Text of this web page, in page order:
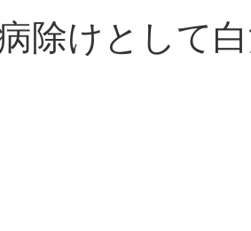
除けとして